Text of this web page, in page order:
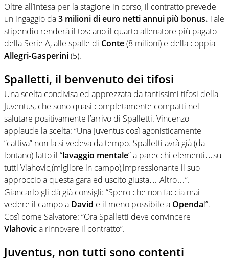
Oltre all’intesa per la stagione in corso, il contratto prevede
un ingaggio da3 milioni di euro netti annui più bonus.Tale
stipendio renderà il toscano il quarto allenatore più pagato
della Serie A, alle spalle di Conte(8 milioni) e della coppia
Allegri-Gasperini(5).
Spalletti, il benvenuto dei tifosi
Una scelta condivisa ed apprezzata da tantissimi tifosi della
Juventus, che sono quasi completamente compatti nel
salutare positivamente l’arrivo di Spalletti. Vincenzo
applaude la scelta: “Una Juventus così agonisticamente
“cattiva” non la si vedeva da tempo. Spalletti avrà già (da
lontano) fatto il “lavaggio mentale” a parecchi elementi…su
tutti Vlahovic,(migliore in campo),impressionante il suo
approccio a questa gara ed uscito giusta… Altro…”.
Giancarlo gli dà già consigli: “Spero che non faccia mai
vedere il campo a David e il meno possibile a Openda!”.
Così come Salvatore: “Ora Spalletti deve convincere
Vlahovica rinnovare il contratto”.
Juventus, non tutti sono contenti